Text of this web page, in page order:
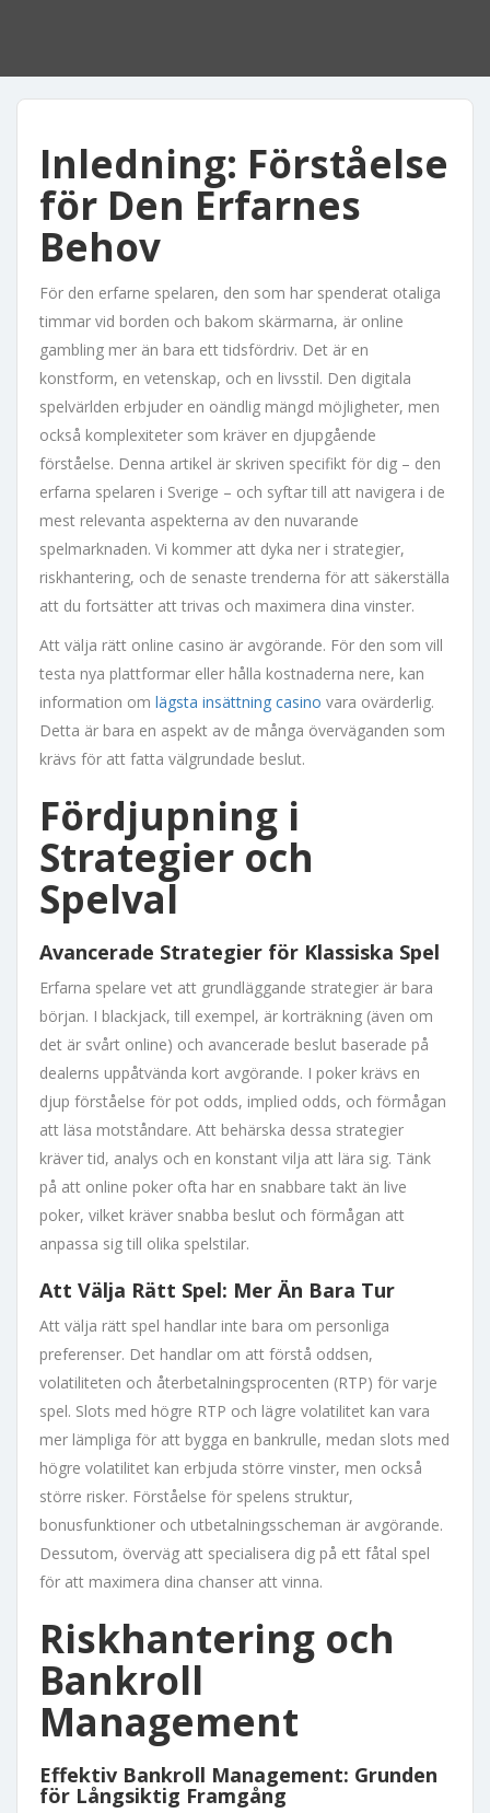
Inledning: Förståelse
för Den Erfarnes
Behov
För den erfarne spelaren, den som har spenderat otaliga
timmar vid borden och bakom skärmarna, är online
gambling mer än bara ett tidsfördriv. Det är en
konstform, en vetenskap, och en livsstil. Den digitala
spelvärlden erbjuder en oändlig mängd möjligheter, men
också komplexiteter som kräver en djupgående
förståelse. Denna artikel är skriven specifikt för dig – den
erfarna spelaren i Sverige – och syftar till att navigera i de
mest relevanta aspekterna av den nuvarande
spelmarknaden. Vi kommer att dyka ner i strategier,
riskhantering, och de senaste trenderna för att säkerställa
att du fortsätter att trivas och maximera dina vinster.
Att välja rätt online casino är avgörande. För den som vill
testa nya plattformar eller hålla kostnaderna nere, kan
information om lägsta insättning casino vara ovärderlig.
Detta är bara en aspekt av de många överväganden som
krävs för att fatta välgrundade beslut.
Fördjupning i
Strategier och
Spelval
Avancerade Strategier för Klassiska Spel
Erfarna spelare vet att grundläggande strategier är bara
början. I blackjack, till exempel, är korträkning (även om
det är svårt online) och avancerade beslut baserade på
dealerns uppåtvända kort avgörande. I poker krävs en
djup förståelse för pot odds, implied odds, och förmågan
att läsa motståndare. Att behärska dessa strategier
kräver tid, analys och en konstant vilja att lära sig. Tänk
på att online poker ofta har en snabbare takt än live
poker, vilket kräver snabba beslut och förmågan att
anpassa sig till olika spelstilar.
Att Välja Rätt Spel: Mer Än Bara Tur
Att välja rätt spel handlar inte bara om personliga
preferenser. Det handlar om att förstå oddsen,
volatiliteten och återbetalningsprocenten (RTP) för varje
spel. Slots med högre RTP och lägre volatilitet kan vara
mer lämpliga för att bygga en bankrulle, medan slots med
högre volatilitet kan erbjuda större vinster, men också
större risker. Förståelse för spelens struktur,
bonusfunktioner och utbetalningsscheman är avgörande.
Dessutom, överväg att specialisera dig på ett fåtal spel
för att maximera dina chanser att vinna.
Riskhantering och
Bankroll
Management
Effektiv Bankroll Management: Grunden
för Långsiktig Framgång